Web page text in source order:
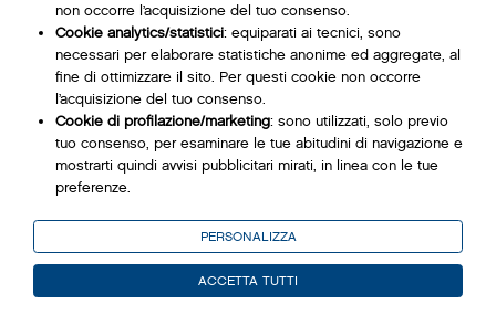
non occorre l’acquisizione del tuo consenso.
Cookie analytics/statistici: equiparati ai tecnici, sono
necessari per elaborare statistiche anonime ed aggregate, al
fine di ottimizzare il sito. Per questi cookie non occorre
l’acquisizione del tuo consenso.
Cookie di profilazione/marketing: sono utilizzati, solo previo
tuo consenso, per esaminare le tue abitudini di navigazione e
mostrarti quindi avvisi pubblicitari mirati, in linea con le tue
preferenze.
Ti chiediamo di effettuare le tue scelte sull’utilizzo dei cookie di
profilazione, selezionando uno dei bottoni sotto riportati. Puoi
avere maggiori dettagli visionandol’Informativa estesa cookie
La chiusura del presente banner comporterà il permanere dei
PERSONALIZZA
ACCETTA TUTTI